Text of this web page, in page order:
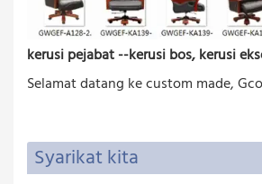
kerusi pejabat --kerusi bos, kerusi
Selamat datang ke custom made,
Syarikat kita